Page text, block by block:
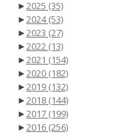
►2025 (35)
►2024(53)
►2023 (27)
►2022 (13)
►2021 (154)
►2020 (182)
►2019 (132)
►2018 (144)
►2017 (199)
►2016 (256)